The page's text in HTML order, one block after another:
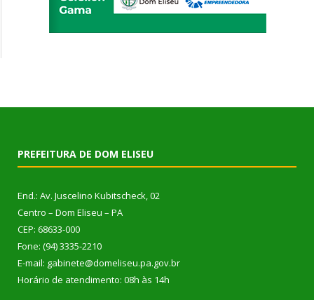
PREFEITURA DE DOM ELISEU
End.: Av. Juscelino Kubitscheck, 02
Centro – Dom Eliseu – PA
CEP: 68633-000
Fone: (94) 3335-2210
E-mail: gabinete@domeliseu.pa.gov.br
Horário de atendimento: 08h às 14h